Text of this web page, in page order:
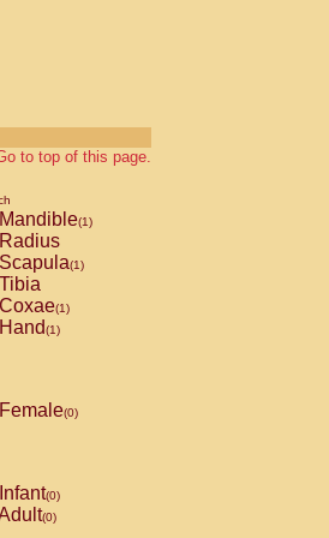
to top of this page.
Mandible(1)
Radius
Scapula(1)
Tibia
Coxae(1)
Hand(1)
Female(0)
Infant(0)
(0)